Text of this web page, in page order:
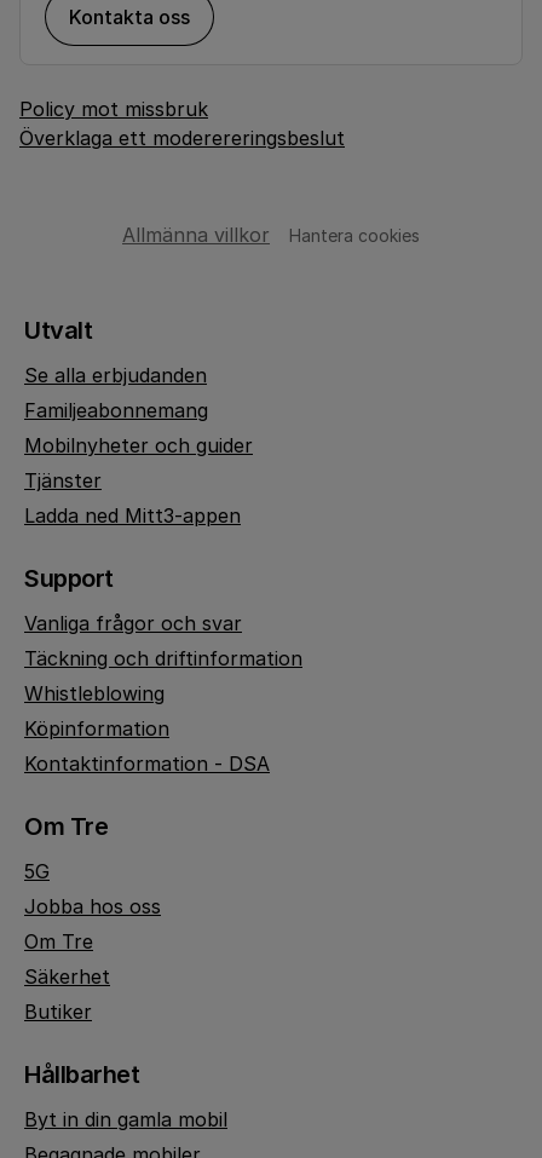
Kontakta oss
Policy mot missbruk
Överklaga ett moderereringsbeslut
Allmänna villkor Hantera cookies
Utvalt
Se alla erbjudanden
Familjeabonnemang
Mobilnyheter och guider
Tjänster
Ladda ned Mitt3-appen
Support
Vanliga frågor och svar
Täckning och driftinformation
Whistleblowing
Köpinformation
Kontaktinformation - DSA
Om Tre
5G
Jobba hos oss
Om Tre
Säkerhet
Butiker
Hållbarhet
Byt in din gamla mobil